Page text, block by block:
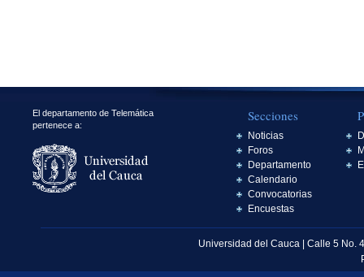
El departamento de Telemática
pertenece a:
Secciones
Noticias
Foros
Departamento
Calendario
Convocatorias
Encuestas
Universidad del Cauca | Calle 5 No.